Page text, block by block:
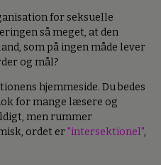
for seksuelle
så meget, at den
som på ingen måde lever
og mål?
hjemmeside. Du bedes
for mange læsere og
men rummer
ordet er "intersektionel",